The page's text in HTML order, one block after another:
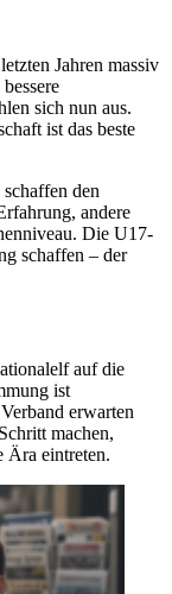
Jahren massiv
sich nun aus.
ist das beste
den
andere
Die U17-
schaffen – der
auf die
ist
erwarten
machen,
Ära eintreten.